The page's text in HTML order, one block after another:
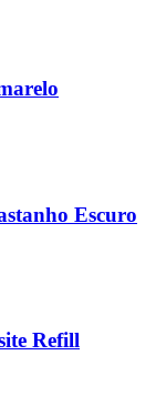
Escuro
Refill